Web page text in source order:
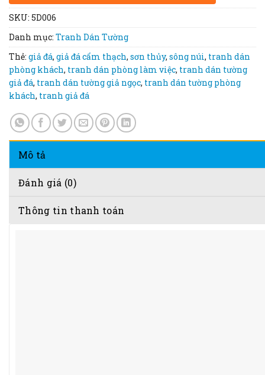
SKU: 5D006
Danh mục: Tranh Dán Tường
Thẻ: giả đá, giả đá cẩm thạch, sơn thủy, sông núi, tranh dán
phòng khách, tranh dán phòng làm việc, tranh dán tường
giả đá, tranh dán tường giả ngọc, tranh dán tường phòng
khách, tranh giả đá
Mô tả
Đánh giá (0)
Thông tin thanh toán